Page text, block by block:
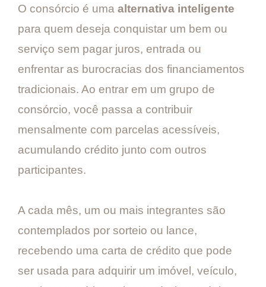
O consórcio é uma alternativa inteligente
para quem deseja conquistar um bem ou
serviço sem pagar juros, entrada ou
enfrentar as burocracias dos financiamentos
tradicionais. Ao entrar em um grupo de
consórcio, você passa a contribuir
mensalmente com parcelas acessíveis,
acumulando crédito junto com outros
participantes.
A cada mês, um ou mais integrantes são
contemplados por sorteio ou lance,
recebendo uma carta de crédito que pode
ser usada para adquirir um imóvel, veículo,